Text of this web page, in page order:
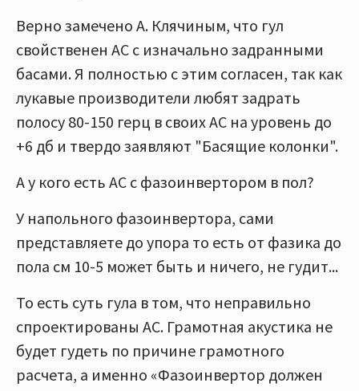
Верно замечено А. Клячиным, что гул
свойственен АС с изначально задранными
басами. Я полностью с этим согласен, так как
лукавые производители любят задрать
полосу 80-150 герц в своих АС на уровень до
+6 дб и твердо заявляют "Басящие колонки".
А у кого есть АС с фазоинвертором в пол?
У напольного фазоинвертора, сами
представляете до упора то есть от фазика до
пола см 10-5 может быть и ничего, не гудит...
То есть суть гула в том, что неправильно
спроектированы АС. Грамотная акустика не
будет гудеть по причине грамотного
расчета, а именно «Фазоинвертор должен